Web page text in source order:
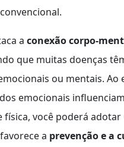
a conexão corpo-
que muitas doenças
ou mentais. Ao
emocionais
física, você poderá
a prevenção e a